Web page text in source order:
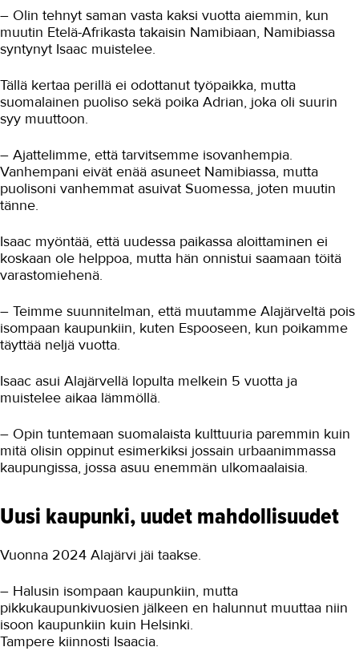
tulevaisuuttaan TAKKissa
Ravintola-alan oppimisympäristöt
Unelma kahvilan perustamisesta vei
Makuja Titanicin hengessä
Ravintola Vaunu
Cafe de Paris
Pop up -ravintola 21 samuraita
Media-ala ja viestintätekniikka
Puhtaus, kotityö ja välinehuolto
Sisustaminen ja pintakäsittely
Talotekniikka ja kylmäala
Urheiluhieronta
– Olin tehnyt saman vasta kaksi vuotta aiemmin, kun
muutin Etelä-Afrikasta takaisin Namibiaan, Namibiassa
syntynyt Isaac muistelee.
Tällä kertaa perillä ei odottanut työpaikka, mutta
suomalainen puoliso sekä poika Adrian, joka oli suurin
syy muuttoon.
– Ajattelimme, että tarvitsemme isovanhempia.
Vanhempani eivät enää asuneet Namibiassa, mutta
puolisoni vanhemmat asuivat Suomessa, joten muutin
tänne.
Isaac myöntää, että uudessa paikassa aloittaminen ei
koskaan ole helppoa, mutta hän onnistui saamaan töitä
varastomiehenä.
– Teimme suunnitelman, että muutamme Alajärveltä pois
isompaan kaupunkiin, kuten Espooseen, kun poikamme
täyttää neljä vuotta.
Isaac asui Alajärvellä lopulta melkein 5 vuotta ja
muistelee aikaa lämmöllä.
– Opin tuntemaan suomalaista kulttuuria paremmin kuin
mitä olisin oppinut esimerkiksi jossain urbaanimmassa
kaupungissa, jossa asuu enemmän ulkomaalaisia.
Uusi kaupunki, uudet mahdollisuudet
Vuonna 2024 Alajärvi jäi taakse.
– Halusin isompaan kaupunkiin, mutta
pikkukaupunkivuosien jälkeen en halunnut muuttaa niin
isoon kaupunkiin kuin Helsinki.
Tampere kiinnosti Isaacia.